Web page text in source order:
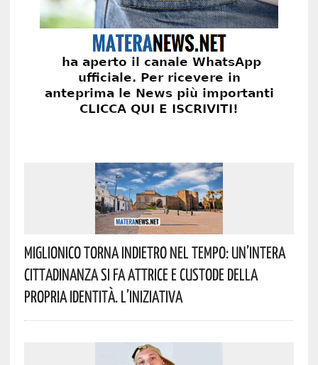
Miglionico Torna Indietro Nel Tempo: Un’intera
Cittadinanza Si Fa Attrice E Custode Della
Propria Identità. L’iniziativa